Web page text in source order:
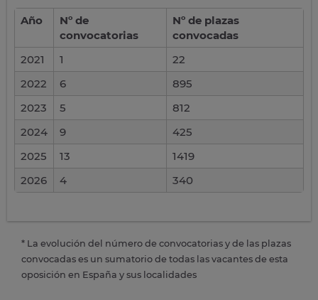
Año
Nº de
convocatorias
Nº de plazas
convocadas
2021
1
22
2022
6
895
2023
5
812
2024
9
425
2025
13
1419
2026
4 340
* La evolución del número de convocatorias y de las plazas
convocadas es un sumatorio de todas las vacantes de esta
oposición en España y sus localidades